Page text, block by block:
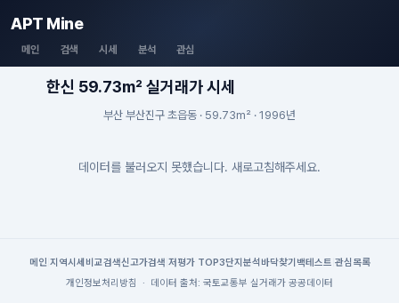
APT Mine
메인 검색 시세 분석 관심
한신 59.73m² 실거래가 시세
부산 부산진구 초읍동 · 59.73m² · 1996년
데이터를 불러오지 못했습니다. 새로고침해주세요.
메인| 지역시세 비교검색신고가검색 저평가 TOP3단지분석 바닥찾기 백테스트 관심목록
개인정보처리방침
· 데이터 출처: 국토교통부 실거래가 공공데이터